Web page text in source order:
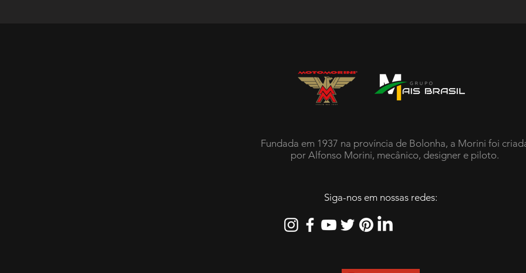
Fundada em 1937 na província de Bolonha, a Morini foi
por Alfonso Morini, mecânico, designer e piloto.
Siga-nos em nossas redes: